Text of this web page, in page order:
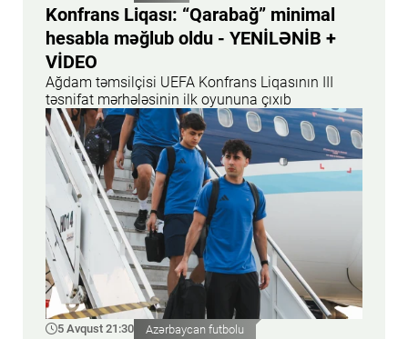
Konfrans Liqası: “Qarabağ” minimal
hesabla məğlub oldu - YENİLƏNİB +
VİDEO
Ağdam təmsilçisi UEFA Konfrans Liqasının III
təsnifat mərhələsinin ilk oyununa çıxıb
5 Avqust 21:30 Azərbaycan futbolu